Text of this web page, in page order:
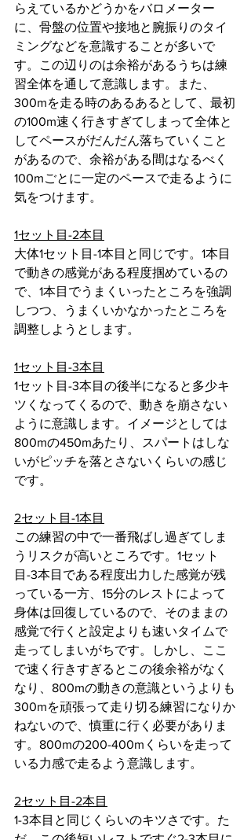
らえているかどうかをバロメーター
に、骨盤の位置や接地と腕振りのタイ
ミングなどを意識することが多いで
す。この辺りのは余裕があるうちは練
習全体を通して意識します。また、
300mを走る時のあるあるとして、最初
の100m速く行きすぎてしまって全体と
してペースがだんだん落ちていくこと
があるので、余裕がある間はなるべく
100mごとに一定のペースで走るように
気をつけます。
1セット目-2本目
大体1セット目-1本目と同じです。1本目
で動きの感覚がある程度掴めているの
で、1本目でうまくいったところを強調
しつつ、うまくいかなかったところを
調整しようとします。
1セット目-3本目
1セット目-3本目の後半になると多少キ
ツくなってくるので、動きを崩さない
ように意識します。イメージとしては
800mの450mあたり、スパートはしな
いがピッチを落とさないくらいの感じ
です。
2セット目-1本目
この練習の中で一番飛ばし過ぎてしま
うリスクが高いところです。1セット
目-3本目である程度出力した感覚が残
っている一方、15分のレストによって
身体は回復しているので、そのままの
感覚で行くと設定よりも速いタイムで
走ってしまいがちです。しかし、ここ
で速く行きすぎるとこの後余裕がなく
なり、800mの動きの意識というよりも
300mを頑張って走り切る練習になりか
ねないので、慎重に行く必要がありま
す。800mの200-400mくらいを走って
いる力感で走るよう意識します。
2セット目-2本目
1-3本目と同じくらいのキツさです。た